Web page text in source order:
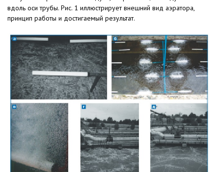
вдоль оси трубы. Рис. 1 иллюстрирует внешний вид аэратора,
принцип работы и достигаемый результат.